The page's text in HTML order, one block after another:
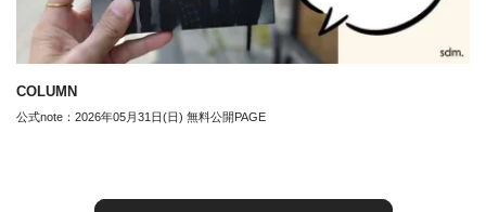
COLUMN
公式note：2026年05月31日(日) 無料公開PAGE